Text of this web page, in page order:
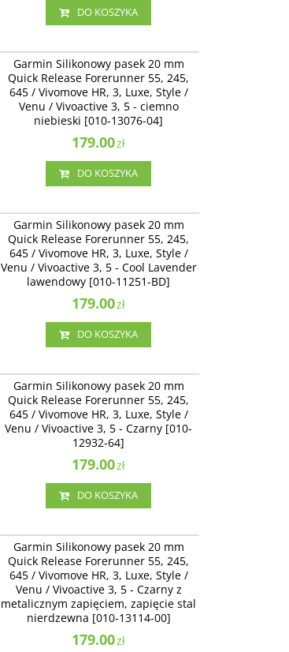
DO KOSZYKA
Garmin Silikonowy pasek 20 mm Quick
Release Forerunner 55, 245, 645 / Vivomove
HR, 3, Luxe, Style / Venu / Vivoactive 3 -
ciemno niebieski [010-13076-04]
Garmin Silikonowy pasek 20 mm
Quick Release Forerunner 55, 245,
645 / Vivomove HR, 3, Luxe, Style /
Venu / Vivoactive 3, 5 - ciemno
niebieski [010-13076-04]
179.00zł
DO KOSZYKA
Garmin Silikonowy pasek 20 mm Quick
Release Forerunner 55, 245, 645 / Vivomove
HR, 3, Luxe, Style / Venu / Vivoactive 3, 5 -
Cool Lavender lawendowy [010-11251-BD]
Garmin Silikonowy pasek 20 mm
Quick Release Forerunner 55, 245,
645 / Vivomove HR, 3, Luxe, Style /
Venu / Vivoactive 3, 5 - Cool Lavender
lawendowy [010-11251-BD]
179.00zł
DO KOSZYKA
Garmin Silikonowy pasek 20 mm Quick
Release Forerunner 55, 245, 645 / Vivomove
HR, 3, Luxe, Style / Venu / Vivoactive 3, 5 -
Czarny [010-12932-64]
Garmin Silikonowy pasek 20 mm
Quick Release Forerunner 55, 245,
645 / Vivomove HR, 3, Luxe, Style /
Venu / Vivoactive 3, 5 - Czarny [010-
12932-64]
179.00zł
DO KOSZYKA
Garmin Silikonowy pasek 20 mm Quick
Release Forerunner 55, 245, 645 / Vivomove
HR, 3, Luxe, Style / Venu / Vivoactive 3 -
Czarny z metalicznym zapięciem, zapięcie stal
nierdzewna [010-13114-00]
Dostępność: Zakończono produkcję. Produkt
niedostępny.
Garmin Silikonowy pasek 20 mm
Quick Release Forerunner 55, 245,
645 / Vivomove HR, 3, Luxe, Style /
Venu / Vivoactive 3, 5 - Czarny z
metalicznym zapięciem, zapięcie stal
nierdzewna [010-13114-00]
179.00zł